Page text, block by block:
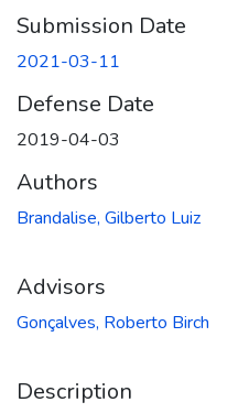
Submission Date
2021-03-11
Defense Date
2019-04-03
Authors
Brandalise, Gilberto Luiz
Advisors
Gonçalves, Roberto Birch
Description